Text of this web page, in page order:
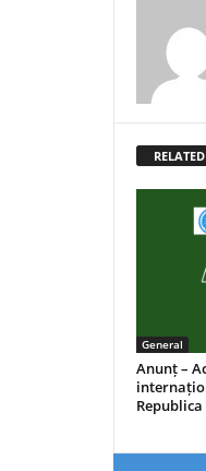
General
Anunț –